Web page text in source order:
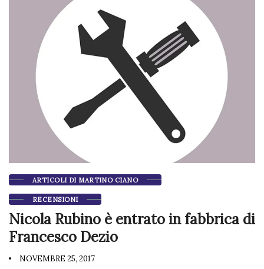
ARTICOLI DI MARTINO CIANO
RECENSIONI
Nicola Rubino è entrato in fabbrica di
Francesco Dezio
NOVEMBRE 25, 2017